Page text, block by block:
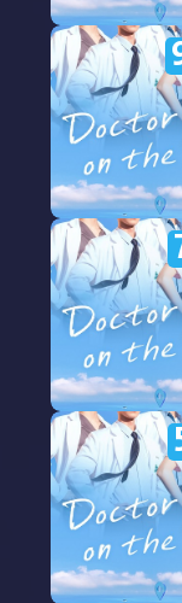
مشاهدة مسلسل Doctor
on the Edge الحلقة 11
مشاهدة مسلسل Doctor
on the Edge الحلقة 9
مشاهدة مسلسل Doctor
on the Edge الحلقة 7